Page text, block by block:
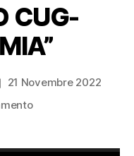
CUG-
21 Novembre 2022